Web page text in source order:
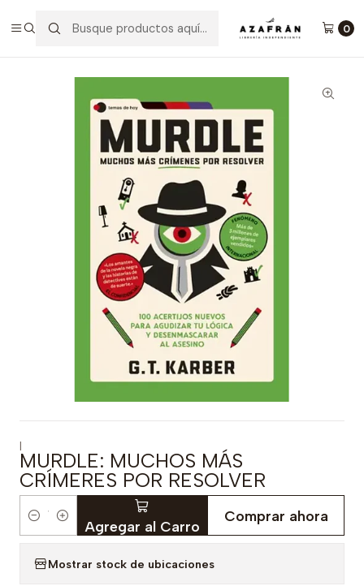
0
Murdle: Muchos Más Crímeres Por Resolver
|
MURDLE: MUCHOS MÁS
CRÍMERES POR RESOLVER
Cantidad Agregar al Carro
Comprar ahora
Mostrar stock de ubicaciones